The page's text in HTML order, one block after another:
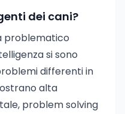
dei cani?
problematico
si sono
differenti in
alta
problem solving